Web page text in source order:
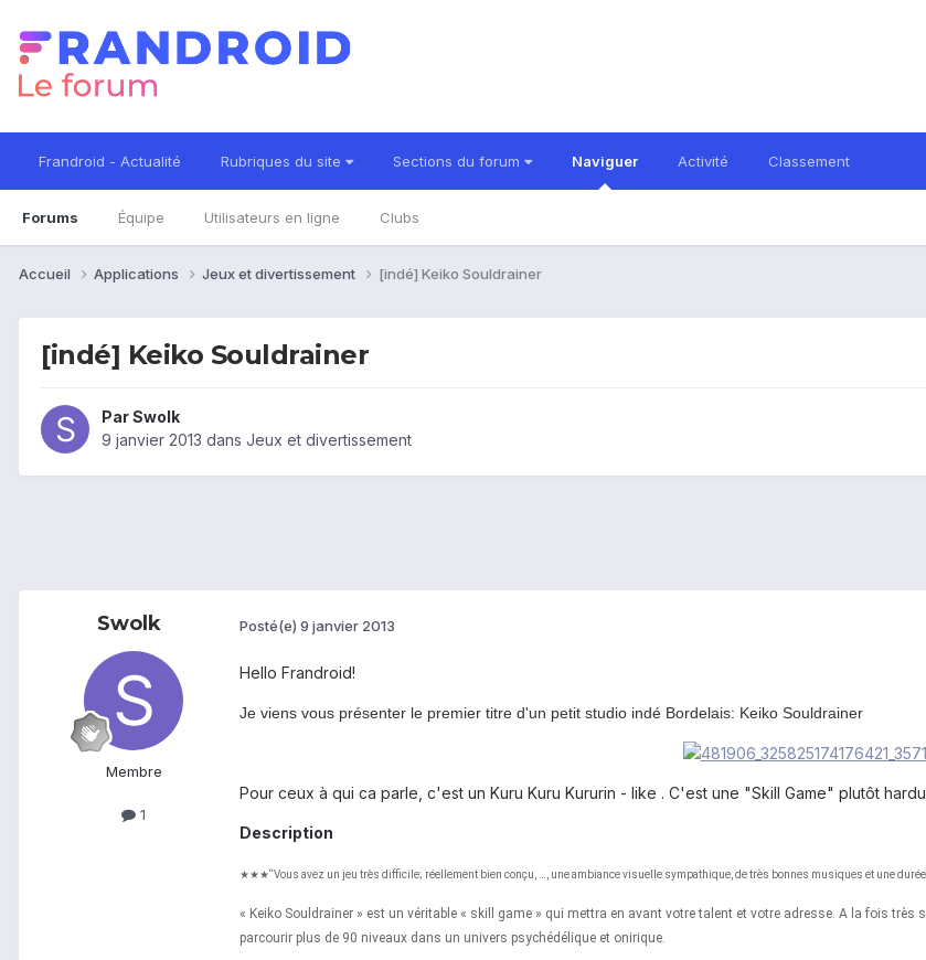
Frandroid - Actualité Rubriques du site Sections du forum Naviguer
Forums Équipe Utilisateurs en ligne Clubs
Activité Classement
Accueil Applications Jeux et divertissement [indé] Keiko Souldrainer
[indé] Keiko Souldrainer
ParSwolk
9 janvier 2013 dans Jeux et divertissement
Swolk
Membre
1
Posté(e) 9 janvier 2013
Hello Frandroid!
Je viens vous présenter le premier titre d'un petit studio indé Bordelais: Keiko Souldrainer
Pour ceux à qui ca parle, c'est un Kuru Kuru Kururin - like . C'est une "Skill Game" plutôt
Description
★★★“Vous avez un jeu très difficile; réellement bien conçu, …, une ambiance visuelle sympathique, de très bonnes musiques et une
« Keiko Souldrainer » est un véritable « skill game » qui mettra en avant votre talent et votre adresse. A la fois
parcourir plus de 90 niveaux dans un univers psychédélique et onirique.